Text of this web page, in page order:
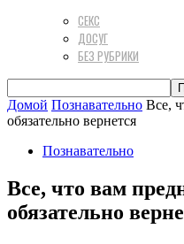
СЕКС
ДОСУГ
БЕЗ РУБРИКИ
Домой Познавательно Все,
обязательно вернется
Познавательно
Все, что вам
обязательно